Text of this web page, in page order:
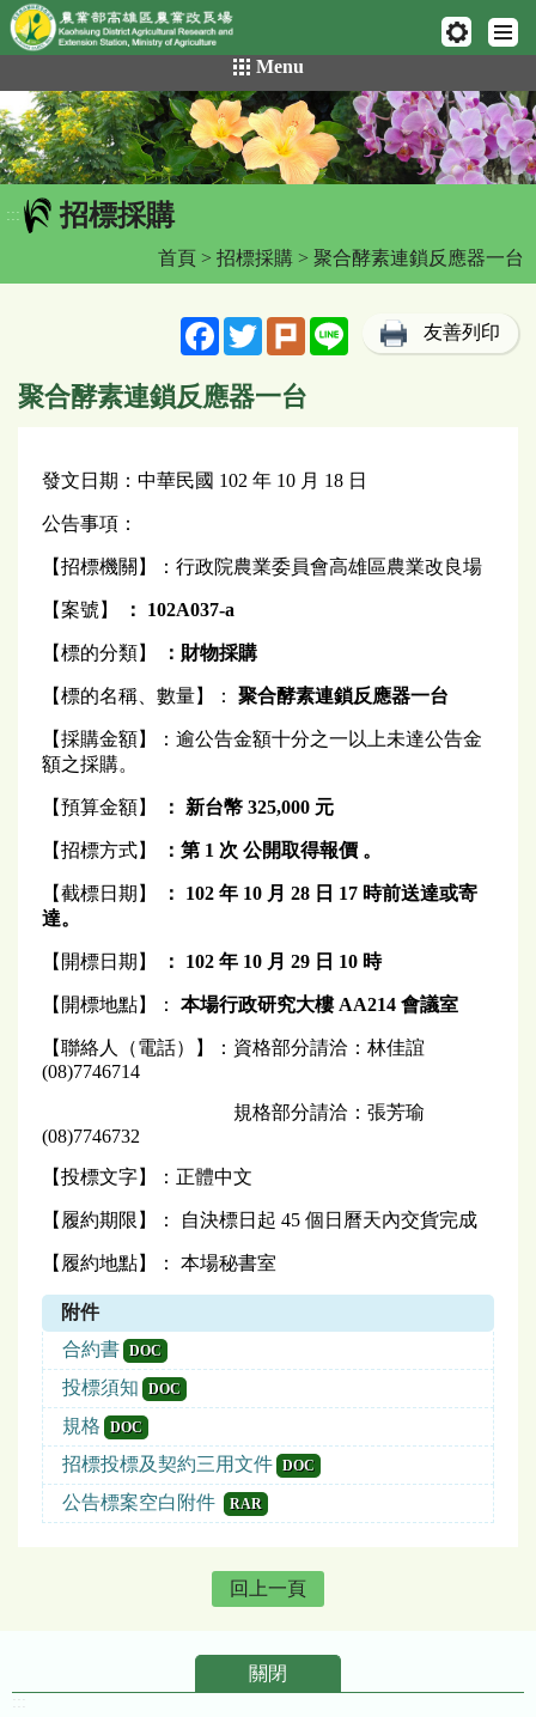
網頁置頂
到
主
要
內
容
區
Menu
::: 招標採購
首頁 > 招標採購 > 聚合酵素連鎖反應器一台
FacebookTwitterPlurk Line 友善列印
聚合酵素連鎖反應器一台
發文日期：中華民國 102 年 10 月 18 日
公告事項：
【招標機關】：行政院農業委員會高雄區農業改良場
【案號】 ： 102A037-a
【標的分類】 ：財物採購
【標的名稱、數量】： 聚合酵素連鎖反應器一台
【採購金額】：逾公告金額十分之一以上未達公告金
額之採購。
【預算金額】 ： 新台幣 325,000 元
【招標方式】 ：第 1 次 公開取得報價 。
【截標日期】
： 102 年 10 月 28 日 17 時前送達或寄
達。
【開標日期】 ： 102 年 10 月 29 日 10 時
【開標地點】： 本場行政研究大樓 AA214 會議室
【聯絡人（電話）】：資格部分請洽：林佳誼
(08)7746714
規格部分請洽：張芳瑜
(08)7746732
【投標文字】：正體中文
【履約期限】： 自決標日起 45 個日曆天內交貨完成
【履約地點】： 本場秘書室
附件
合約書 DOC
投標須知 DOC
規格 DOC
招標投標及契約三用文件 DOC
公告標案空白附件 RAR
回上一頁
關閉